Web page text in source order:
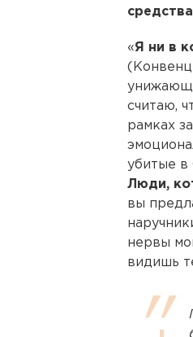
«Я ни в
считаю,
рамках
убитые в
Люди,
вы
нервы
видишь